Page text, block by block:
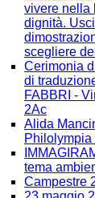
vivere nella
dignità.
scegliere
Cerimonia
di
FABBRI -
2Ac
Alida
Philolympia
tema
Campestre